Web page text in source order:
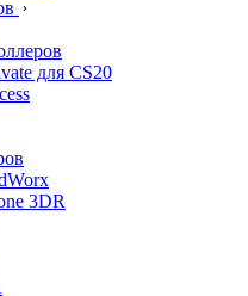
для CS20
3DR